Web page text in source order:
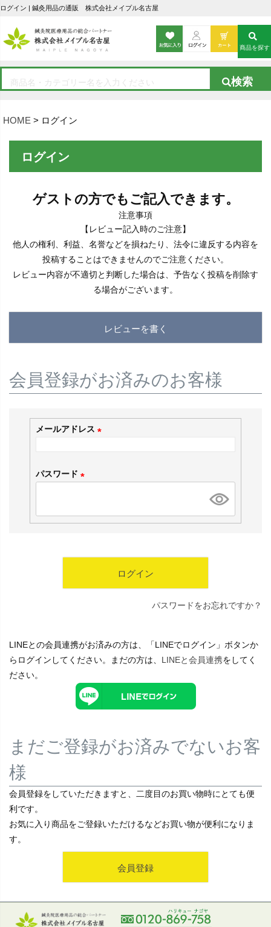
ログイン | 鍼灸用品の通販 株式会社メイプル名古屋
HOME ログイン
商品を探す
ログイン
ゲストの方でもご記入できます。
注意事項
【レビュー記入時のご注意】
他人の権利、利益、名誉などを損ねたり、法令に違反する内容を
投稿することはできませんのでご注意ください。
レビュー内容が不適切と判断した場合は、予告なく投稿を削除す
る場合がございます。
レビューを書く
会員登録がお済みのお客様
メールアドレス
パスワード
須
ログイン
パスワードをお忘れですか？
LINEとの会員連携がお済みの方は、「LINEでログイン」ボタンか
らログインしてください。まだの方は、 LINEと会員連携をしてく
ださい。
まだご登録がお済みでないお客
様
会員登録をしていただきますと、二度目のお買い物時にとても便
利です。
お気に入り商品をご登録いただけるなどお買い物が便利になりま
す。
会員登録